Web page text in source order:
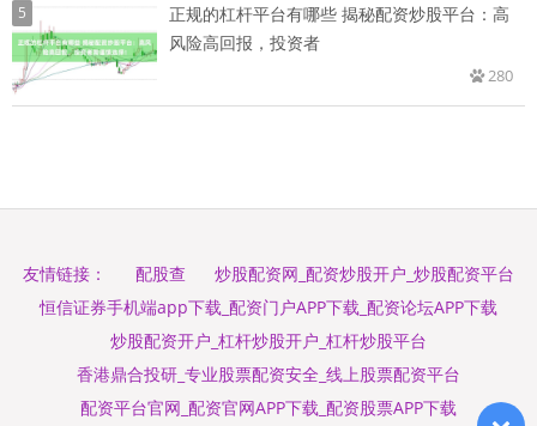
5
正规的杠杆平台有哪些 揭秘配资炒股平台：高
风险高回报，投资者
280
友情链接： 配股查
炒股配资网_配资炒股开户_炒股配资平台
恒信证券手机端app下载_配资门户APP下载_配资论坛APP下载
炒股配资开户_杠杆炒股开户_杠杆炒股平台
香港鼎合投研_专业股票配资安全_线上股票配资平台
配资平台官网_配资官网APP下载_配资股票APP下载